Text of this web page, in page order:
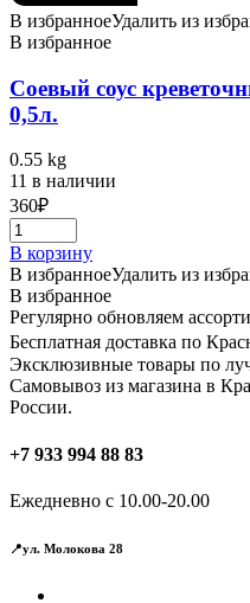
В избранноеУдалить из
В избранное
Соевый соус
0,5л.
0.55 kg
11 в наличии
360₽
В корзину
В избранноеУдалить из
В избранное
Регулярно обновляем
Бесплатная доставка по
Эксклюзивные товары по
Самовывоз из магазина в
России.
+7 933 994 88 83
Ежедневно с 10.00-20.00
📍ул. Молокова 28